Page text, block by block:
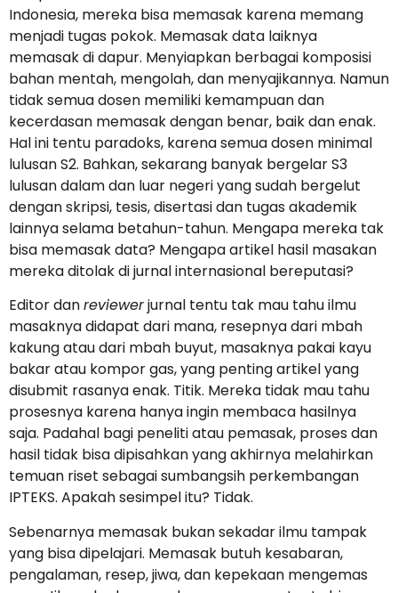
Indonesia, mereka bisa memasak karena memang
menjadi tugas pokok. Memasak data laiknya
memasak di dapur. Menyiapkan berbagai komposisi
bahan mentah, mengolah, dan menyajikannya. Namun
tidak semua dosen memiliki kemampuan dan
kecerdasan memasak dengan benar, baik dan enak.
Hal ini tentu paradoks, karena semua dosen minimal
lulusan S2. Bahkan, sekarang banyak bergelar S3
lulusan dalam dan luar negeri yang sudah bergelut
dengan skripsi, tesis, disertasi dan tugas akademik
lainnya selama betahun-tahun. Mengapa mereka tak
bisa memasak data? Mengapa artikel hasil masakan
mereka ditolak di jurnal internasional bereputasi?
Editor danreviewerjurnal tentu tak mau tahu ilmu
masaknya didapat dari mana, resepnya dari mbah
kakung atau dari mbah buyut, masaknya pakai kayu
bakar atau kompor gas, yang penting artikel yang
disubmit rasanya enak. Titik. Mereka tidak mau tahu
prosesnya karena hanya ingin membaca hasilnya
saja. Padahal bagi peneliti atau pemasak, proses dan
hasil tidak bisa dipisahkan yang akhirnya melahirkan
temuan riset sebagai sumbangsih perkembangan
IPTEKS. Apakah sesimpel itu? Tidak.
Sebenarnya memasak bukan sekadar ilmu tampak
yang bisa dipelajari. Memasak butuh kesabaran,
pengalaman, resep, jiwa, dan kepekaan mengemas